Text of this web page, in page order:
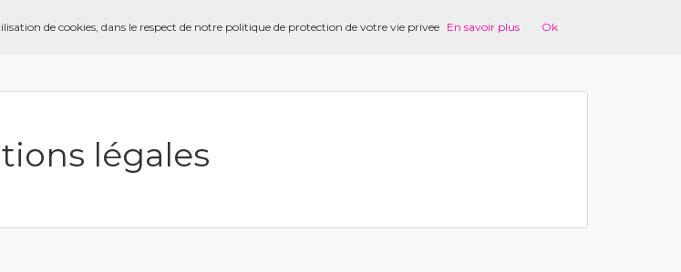
légales
de cookies, dans le respect de notre politique de protection de votre vie privee En savoir plus Ok